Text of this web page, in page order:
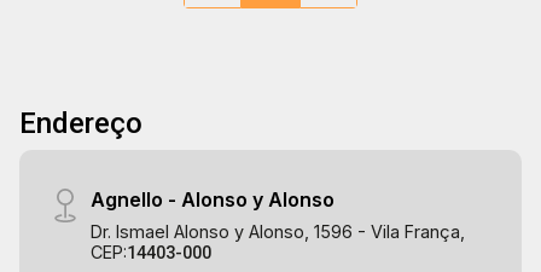
Endereço
Agnello - Alonso y Alonso
Dr. Ismael Alonso y Alonso, 1596 - Vila França,
CEP:14403-000